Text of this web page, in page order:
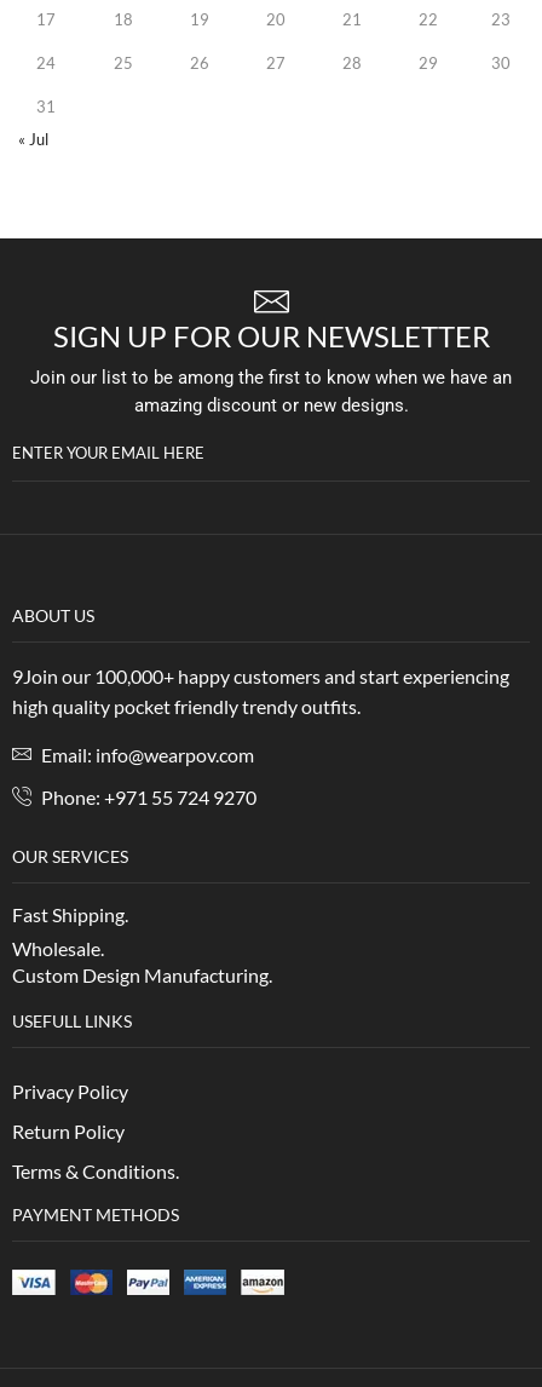
17 18 19 20 21 22 23
24 25 26 27 28 29 30
31
« Jul
SIGN UP FOR OUR NEWSLETTER
Join our list to be among the first to know when we have an
amazing discount or new designs.
ENTER YOUR EMAIL HERE
ABOUT US
9Join our 100,000+ happy customers and start experiencing
high quality pocket friendly trendy outfits.
Email: info@wearpov.com
Phone: +971 55 724 9270
OUR SERVICES
Fast Shipping.
Wholesale.
Custom Design Manufacturing.
USEFULL LINKS
Privacy Policy
Return Policy
Terms & Conditions.
PAYMENT METHODS